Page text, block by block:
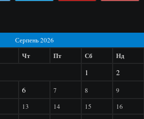
Серпень 2026
Чт Пт Сб Нд
1
2
6 7 8
9
13 14 15
16